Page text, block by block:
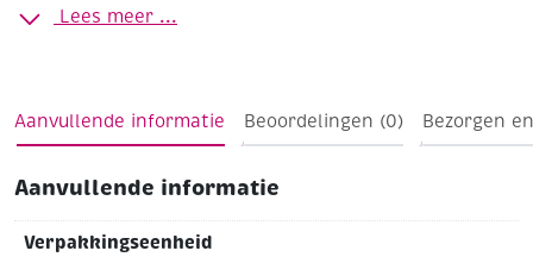
Ø 3,5 mm Gripzakje à 20 gram
Lees meer ...
Aanvullende informatie Beoordelingen (0) Bezorgen
Aanvullende informatie
Verpakkingseenheid